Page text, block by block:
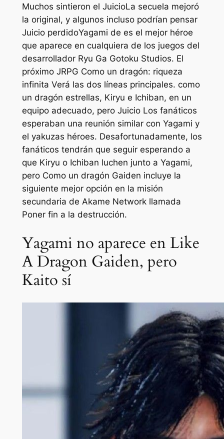
Muchos sintieron el JuicioLa secuela mejoró
la original, y algunos incluso podrían pensar
Juicio perdidoYagami de es el mejor héroe
que aparece en cualquiera de los juegos del
desarrollador Ryu Ga Gotoku Studios. El
próximo JRPG Como un dragón: riqueza
infinita Verá las dos líneas principales. como
un dragón estrellas, Kiryu e Ichiban, en un
equipo adecuado, pero JuicioLos fanáticos
esperaban una reunión similar con Yagami y
el yakuzas héroes. Desafortunadamente, los
fanáticos tendrán que seguir esperando a
que Kiryu o Ichiban luchen junto a Yagami,
pero Como un dragón Gaiden incluye la
siguiente mejor opción en la misión
secundaria de Akame Network llamada
Poner fin a la destrucción.
Yagami no aparece en Like
A Dragon Gaiden, pero
Kaito sí